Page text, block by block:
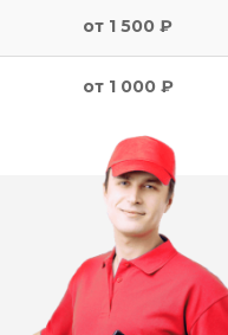
от 1 500 ₽
от 1 000 ₽